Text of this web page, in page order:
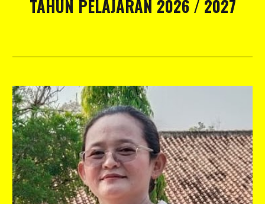
TAHUN PELAJARAN 2026 / 2027